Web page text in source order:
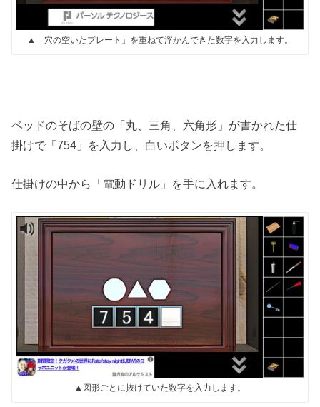
▲「穴の空いたプレート」を重ねて浮かんできた数字を入力します。
ベッドのそばの壁の「丸、三角、六角形」が書かれた仕
掛けで「754」を入力し、白いボタンを押します。
仕掛けの中から「電動ドリル」を手に入れます。
▲図形ごとに抜けていた数字を入力します。